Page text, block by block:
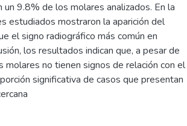
9.8% de los molares analizados. En la
estudiados mostraron la aparición del
el signo radiográfico más común en
los resultados indican que, a pesar de
no tienen signos de relación con el
significativa de casos que presentan